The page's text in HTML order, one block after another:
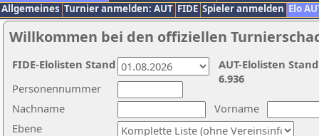
Allgemeines Turnier anmelden: AUT FIDE Spieler anmelden Elo
Willkommen bei den offiziellen
Nachname
Vorname
Ebene
Personennummer
AUT-Elolisten
6.936
FIDE-Elolisten Stand